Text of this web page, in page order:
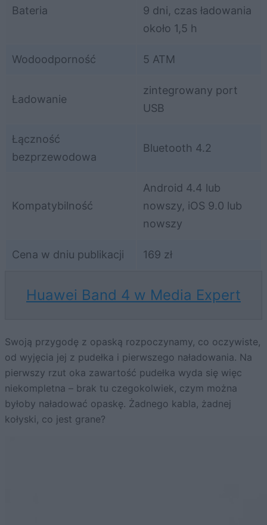
Bateria
9 dni, czas ładowania
około 1,5 h
Wodoodporność 5 ATM
Ładowanie
zintegrowany port
USB
Łączność
bezprzewodowa
Bluetooth 4.2
Kompatybilność
Android 4.4 lub
nowszy, iOS 9.0 lub
nowszy
Cena w dniu publikacji 169 zł
Huawei Band 4 w Media Expert
Swoją przygodę z opaską rozpoczynamy, co oczywiste,
od wyjęcia jej z pudełka i pierwszego naładowania. Na
pierwszy rzut oka zawartość pudełka wyda się więc
niekompletna – brak tu czegokolwiek, czym można
byłoby naładować opaskę. Żadnego kabla, żadnej
kołyski, co jest grane?